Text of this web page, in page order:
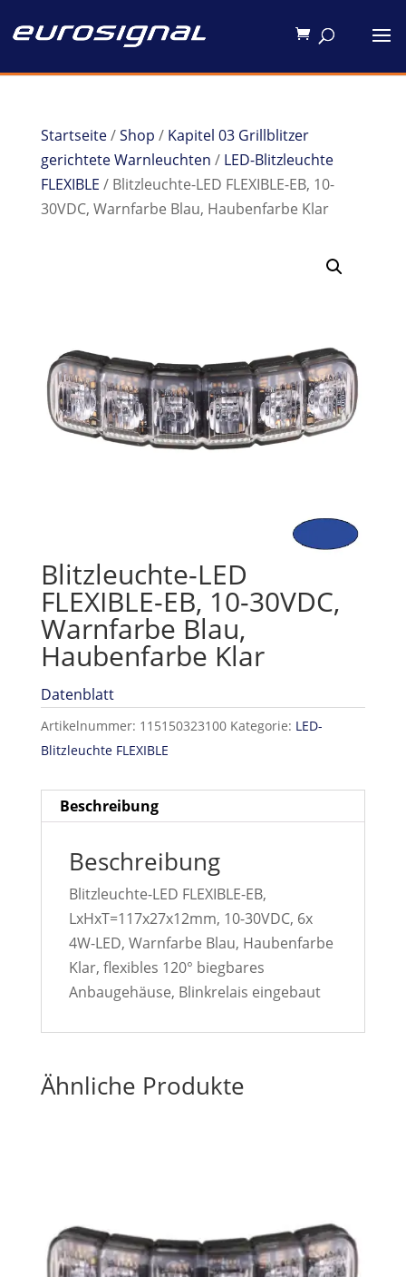
Startseite/Shop / Kapitel 03 Grillblitzer
gerichtete Warnleuchten / LED-Blitzleuchte
FLEXIBLE / Blitzleuchte-LED FLEXIBLE-EB, 10-
30VDC, Warnfarbe Blau, Haubenfarbe Klar
Blitzleuchte-LED
FLEXIBLE-EB, 10-30VDC,
Warnfarbe Blau,
Haubenfarbe Klar
Datenblatt
Artikelnummer: 115150323100 Kategorie: LED-
Blitzleuchte FLEXIBLE
Beschreibung
Beschreibung
Blitzleuchte-LED FLEXIBLE-EB,
LxHxT=117x27x12mm, 10-30VDC, 6x
4W-LED, Warnfarbe Blau, Haubenfarbe
Klar, flexibles 120° biegbares
Anbaugehäuse, Blinkrelais eingebaut
Ähnliche Produkte